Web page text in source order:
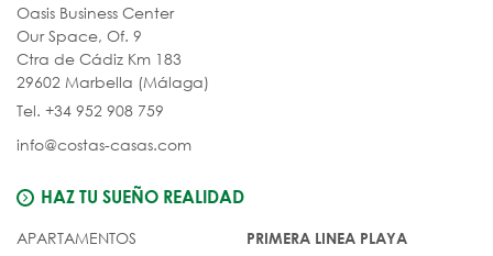
Oasis Business Center
Our Space, Of. 9
Ctra de Cádiz Km 183
29602 Marbella (Málaga)
Tel. +34 952 908 759
info@costas-casas.com
HAZ TU SUEÑO REALIDAD
APARTAMENTOS
PRIMERA LINEA PLAYA